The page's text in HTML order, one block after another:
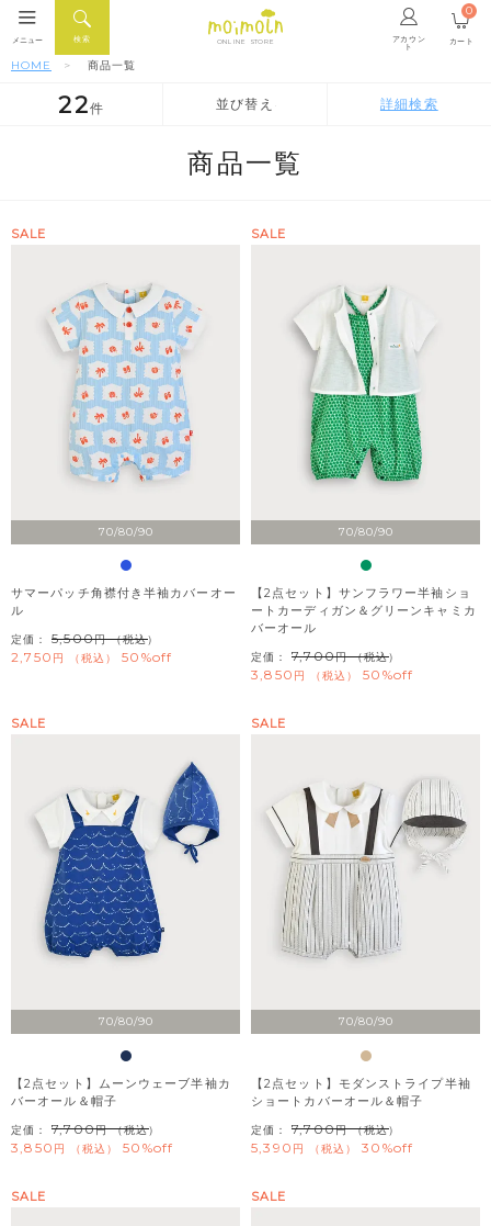
ONLINE STORE アカウン
ト
検索
メニュー カート
0
HOME 商品一覧
並び替え
新着順
価格が安い順
22件 詳細検索
商品一覧
70/80/90
SALE
サマーパッチ角襟付き半袖カバーオー
ル
定価： 5,500 （税込）
2,750 税込 50%off
70/80/90
SALE
【2点セット】サンフラワー半袖ショ
ートカーディガン＆グリーンキャミカ
バーオール
定価： 7,700 （税込）
3,850 税込 50%off
70/80/90
SALE
【2点セット】ムーンウェーブ半袖カ
バーオール＆帽子
定価： 7,700 （税込）
3,850 税込 50%off
70/80/90
SALE
【2点セット】モダンストライプ半袖
ショートカバーオール＆帽子
定価： 7,700 （税込）
5,390 税込 30%off
SALE SALE